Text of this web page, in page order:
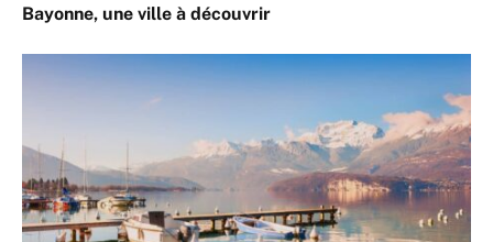
Bayonne, une ville à découvrir